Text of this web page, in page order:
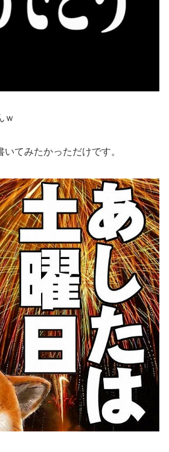
ｗ
てみたかっただけです。